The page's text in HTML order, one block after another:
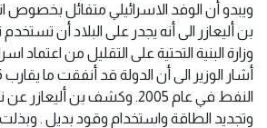
ويبدو أن الوفد الاسرائيلي متفائل بخصوص
بن أليعازر الى أنه يجدر على البلاد أن
وزارة البنية التحتية على التقليل من اعتماد
النفط في عام 2005. وكشف بن
وتجديد الطاقة واستخدام وقود بديل .